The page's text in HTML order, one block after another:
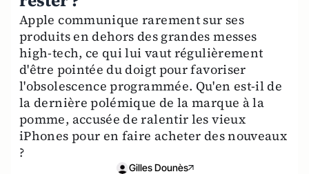
Apple communique rarement sur ses
produits en dehors des grandes messes
high-tech, ce qui lui vaut régulièrement
d'être pointée du doigt pour favoriser
l'obsolescence programmée. Qu'en est-il de
la dernière polémique de la marque à la
pomme, accusée de ralentir les vieux
iPhones pour en faire acheter des nouveaux
?
Gilles Dounès